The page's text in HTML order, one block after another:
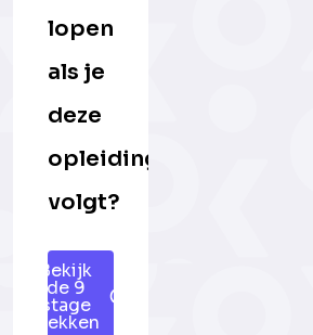
lopen
als je
deze
opleiding
volgt?
Bekijk
de 9
stage
plekken